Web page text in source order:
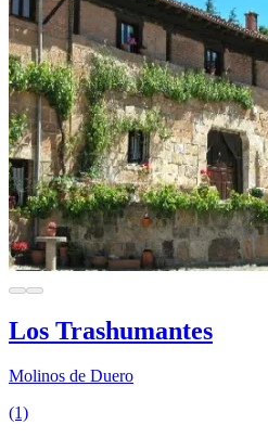
Los Trashumantes
Molinos de Duero
(1)